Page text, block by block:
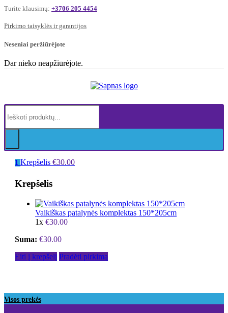
Turite klausimų: +3706 205 4454
Pirkimo taisyklės ir garantijos
Neseniai peržiūrėjote
Dar nieko neapžiūrėjote.
1 Krepšelis €30.00
Krepšelis
Vaikiškas patalynės komplektas 150*205cm
1x €30.00
Suma: €30.00
Eiti į krepšelį Pradėti pirkimą
Visos prekės